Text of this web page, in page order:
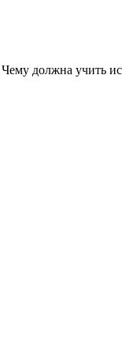
должна учить